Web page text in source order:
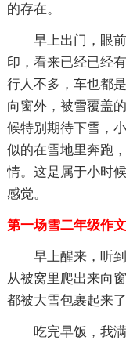
的存在。
早上出门，眼
印，看来已经已经
行人不多，车也都
向窗外，被雪覆盖
候特别期待下雪，
似的在雪地里奔跑
情。这是属于小时
感觉。
第一场雪二年级作
早上醒来，听
从被窝里爬出来向
都被大雪包裹起来
吃完早饭，我